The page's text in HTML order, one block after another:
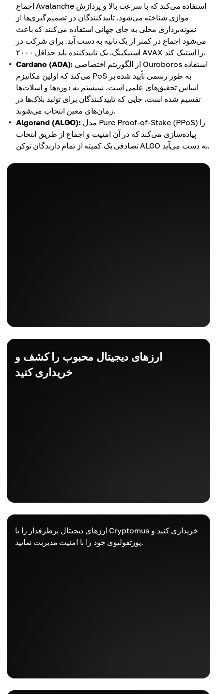
اجماع Avalanche استفاده می‌کند که با سرعت بالا و پردازش
موازی شناخته می‌شود. تاییدکنندگان در تصمیم‌گیری‌ها از
نمونه‌برداری محلی به جای جهانی استفاده می‌کنند که باعث
می‌شود اجماع در کمتر از یک ثانیه به دست آید. برای شرکت در
استیکینگ، یک تاییدکننده باید حداقل ۲۰۰۰ AVAX را استیک کند.
Cardano (ADA):
می‌کند که اولین مکانیزم PoS به طور رسمی تأیید شده بر
اساس تحقیق‌های علمی است. سیستم به دوره‌ها و اسلات‌ها
تقسیم شده است، جایی که تاییدکنندگان برای تولید بلاک‌ها در
زمان‌های معین انتخاب می‌شوند.
Algorand (ALGO):
پیاده‌سازی می‌کند که در آن امنیت و اجماع از طریق انتخاب
تصادفی یک کمیته از تمام دارندگان توکن ALGO به دست می‌آید.
ارزهای دیجیتال محبوب را کشف و
خریداری کنید
ارزهای دیجیتال پرطرفدار را با Cryptomus خریداری کنید و
پورتفولیوی خود را با امنیت مدیریت نمایید.